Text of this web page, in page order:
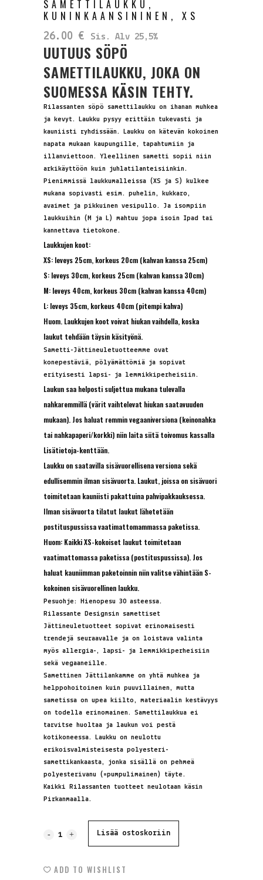
SAMETTILAUKKU,
KUNINKAANSININEN, XS
26.00 € Sis. Alv 25,5%
UUTUUS SÖPÖ
SAMETTILAUKKU, JOKA ON
SUOMESSA KÄSIN TEHTY.
Rilassanten söpö samettilaukku on ihanan muhkea
ja kevyt. Laukku pysyy erittäin tukevasti ja
kauniisti ryhdissään. Laukku on kätevän kokoinen
napata mukaan kaupungille, tapahtumiin ja
illanviettoon. Yleellinen sametti sopii niin
arkikäyttöön kuin juhlatilanteisiinkin.
Pienimmissä laukkumalleissa (XS ja S) kulkee
mukana sopivasti esim. puhelin, kukkaro,
avaimet ja pikkuinen vesipullo. Ja isompiin
laukkuihin (M ja L) mahtuu jopa isoin Ipad tai
kannettava tietokone.
Laukkujen koot:
XS: leveys 25cm, korkeus 20cm (kahvan kanssa 25cm)
S: leveys 30cm, korkeus 25cm (kahvan kanssa 30cm)
M: leveys 40cm, korkeus 30cm (kahvan kanssa 40cm)
L: leveys 35cm, korkeus 40cm (pitempi kahva)
Huom. Laukkujen koot voivat hiukan vaihdella, koska
laukut tehdään täysin käsityönä.
Sametti-Jättineuletuotteemme ovat
konepestäviä, pölyämättömiä ja sopivat
erityisesti lapsi- ja lemmikkiperheisiin.
Laukun saa helposti suljettua mukana tulevalla
nahkaremmillä (värit vaihtelevat hiukan saatavuuden
mukaan). Jos haluat remmin vegaaniversiona (keinonahka
tai nahkapaperi/korkki) niin laita siitä toivomus kassalla
Lisätietoja-kenttään.
Laukku on saatavilla sisävuorellisena versiona sekä
edullisemmin ilman sisävuorta. Laukut, joissa on sisävuori
toimitetaan kauniisti pakattuina pahvipakkauksessa.
Ilman sisävuorta tilatut laukut lähetetään
postituspussissa vaatimattomammassa paketissa.
Huom: Kaikki XS-kokoiset laukut toimitetaan
vaatimattomassa paketissa (postituspussissa). Jos
haluat kauniimman paketoinnin niin valitse vähintään S-
kokoinen sisävuorellinen laukku.
Pesuohje: Hienopesu 30 asteessa.
Rilassante Designsin samettiset
Jättineuletuotteet sopivat erinomaisesti
trendejä seuraavalle ja on loistava valinta
myös allergia-, lapsi- ja lemmikkiperheisiin
sekä vegaaneille.
Samettinen Jättilankamme on yhtä muhkea ja
helppohoitoinen kuin puuvillainen, mutta
sametissa on upea kiilto, materiaalin kestävyys
on todella erinomainen. Samettilaukkua ei
tarvitse huoltaa ja laukun voi pestä
kotikoneessa. Laukku on neulottu
erikoisvalmisteisesta polyesteri-
samettikankaasta, jonka sisällä on pehmeä
polyesterivanu (=pumpulimainen) täyte.
Kaikki Rilassanten tuotteet neulotaan käsin
Pirkanmaalla.
Samettilaukku, Lisää ostoskoriin
ADD TO WISHLIST